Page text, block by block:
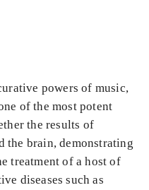
powers of music,
of the most potent
the results of
the brain, demonstrating
treatment of a host of
diseases such as